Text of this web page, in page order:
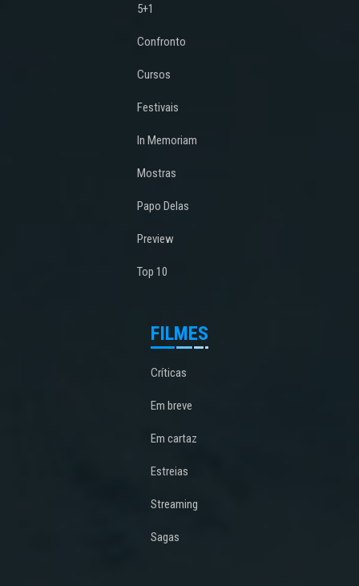
5+1
Confronto
Cursos
Festivais
In Memoriam
Mostras
Papo Delas
Preview
Top 10
FILMES
Críticas
Em breve
Em cartaz
Estreias
Streaming
Sagas